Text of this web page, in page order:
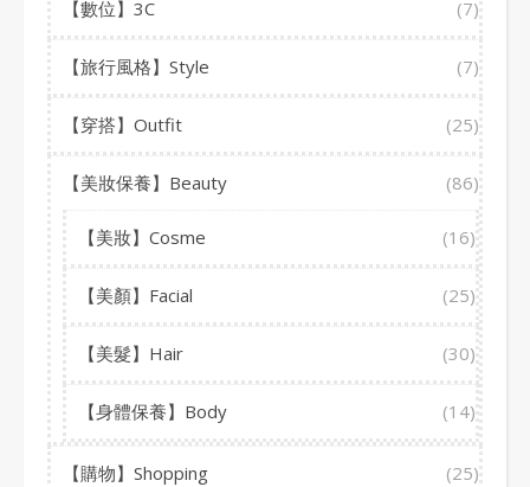
【數位】3C (7)
【旅行風格】Style (7)
【穿搭】Outfit (25)
【美妝保養】Beauty (86)
【美妝】Cosme (16)
【美顏】Facial (25)
【美髮】Hair (30)
【身體保養】Body (14)
【購物】Shopping (25)